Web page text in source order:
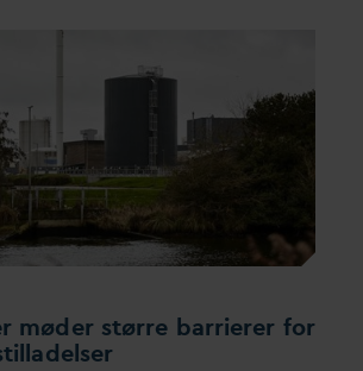
møder større barrierer for